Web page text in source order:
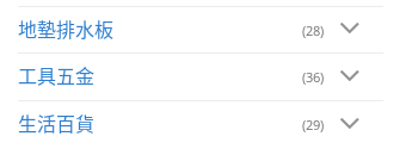
地墊排水板 (28)
工具五金 (36)
生活百貨 (29)